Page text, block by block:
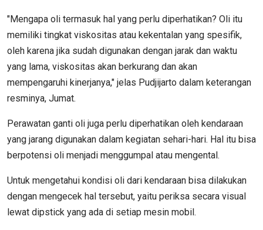
"Mengapa oli termasuk hal yang perlu diperhatikan? Oli itu
memiliki tingkat viskositas atau kekentalan yang spesifik,
oleh karena jika sudah digunakan dengan jarak dan waktu
yang lama, viskositas akan berkurang dan akan
mempengaruhi kinerjanya," jelas Pudjijarto dalam keterangan
resminya, Jumat.
Perawatan ganti oli juga perlu diperhatikan oleh kendaraan
yang jarang digunakan dalam kegiatan sehari-hari. Hal itu bisa
berpotensi oli menjadi menggumpal atau mengental.
Untuk mengetahui kondisi oli dari kendaraan bisa dilakukan
dengan mengecek hal tersebut, yaitu periksa secara visual
lewat dipstick yang ada di setiap mesin mobil.